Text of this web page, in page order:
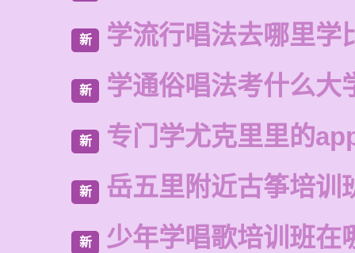
新 学流行唱法去哪里学
新 学通俗唱法考什么大
新 专门学尤克里里的
新 岳五里附近古筝培训
新 少年学唱歌培训班在